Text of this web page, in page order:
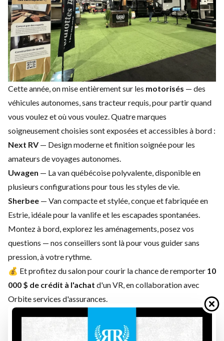
Cette année, on mise entièrement sur les motorisés — des
véhicules autonomes, sans tracteur requis, pour partir quand
vous voulez et où vous voulez. Quatre marques
soigneusement choisies sont exposées et accessibles à bord :
Next RV— Design moderne et finition soignée pour les
amateurs de voyages autonomes.
Uwagen — La van québécoise polyvalente, disponible en
plusieurs configurations pour tous les styles de vie.
Sherbee — Van compacte et stylée, conçue et fabriquée en
Estrie, idéale pour la vanlife et les escapades spontanées.
Montez à bord, explorez les aménagements, posez vos
questions — nos conseillers sont là pour vous guider sans
pression, à votre rythme.
💰 Et profitez du salon pour courir la chance de remporter 10
000 $ de crédit à l'achat d'un VR, en collaboration avec
Orbite services d'assurances.
Venez voir notre kiosque en vrai pour mieux découvrir et en
apprendre beaucoup sur nos unités présentes sur place !